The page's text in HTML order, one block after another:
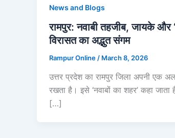
News and Blogs
रामपुर: नवाबी तहजीब, जायके और
विरासत का अद्भुत संगम
Rampur Online / March 8, 2026
उत्तर प्रदेश का रामपुर जिला अपनी एक
रखता है। इसे ‘नवाबों का शहर’ कहा
[…]